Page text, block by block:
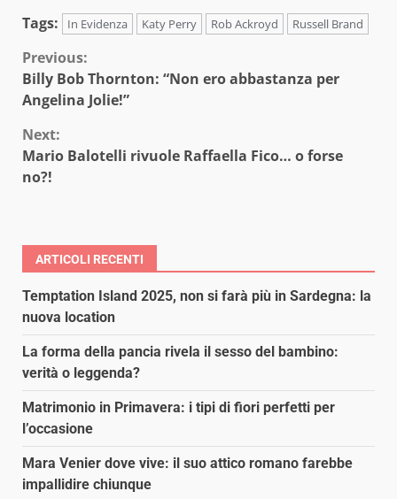
Tags:
In Evidenza Katy Perry Rob Ackroyd Russell Brand
Continue
Reading
Previous:
Billy Bob Thornton: “Non ero abbastanza per
Angelina Jolie!”
Next:
Mario Balotelli rivuole Raffaella Fico… o forse
no?!
ARTICOLI RECENTI
Temptation Island 2025, non si farà più in Sardegna: la
nuova location
La forma della pancia rivela il sesso del bambino:
verità o leggenda?
Matrimonio in Primavera: i tipi di fiori perfetti per
l’occasione
Mara Venier dove vive: il suo attico romano farebbe
impallidire chiunque